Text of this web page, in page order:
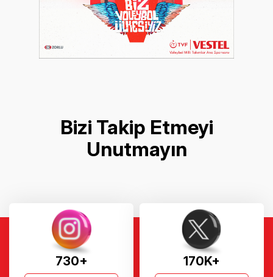
Bizi Takip Etmeyi
Unutmayın
730+ 170K+